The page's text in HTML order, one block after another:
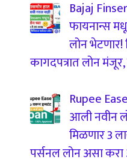
Bajaj
फायनान्स
लोन भेटणार!
कागदपत्रात लोन
Rupee
आली नवीन
मिळणार 3
पर्सनल लोन असा